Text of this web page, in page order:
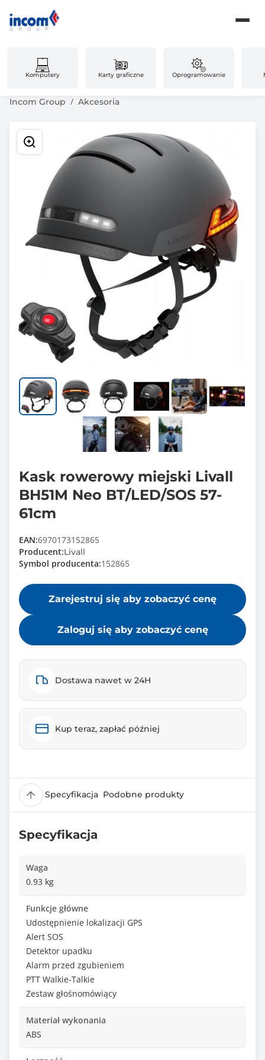
Komputery Karty graficzne Oprogramowanie
Incom Group Akcesoria
Kask rowerowy miejski Livall
BH51M Neo BT/LED/SOS 57-
61cm
EAN:6970173152865
Producent:Livall
Symbol producenta:152865
Zarejestruj się aby zobaczyć cenę
Zaloguj się aby zobaczyć cenę
Dostawa nawet w 24H
Kup teraz, zapłać później
Specyfikacja Podobne produkty
Specyfikacja
Waga
0.93 kg
Funkcje główne
Udostępnienie lokalizacji GPS
Alert SOS
Detektor upadku
Alarm przed zgubieniem
PTT Walkie-Talkie
Zestaw głośnomówiący
Materiał wykonania
ABS